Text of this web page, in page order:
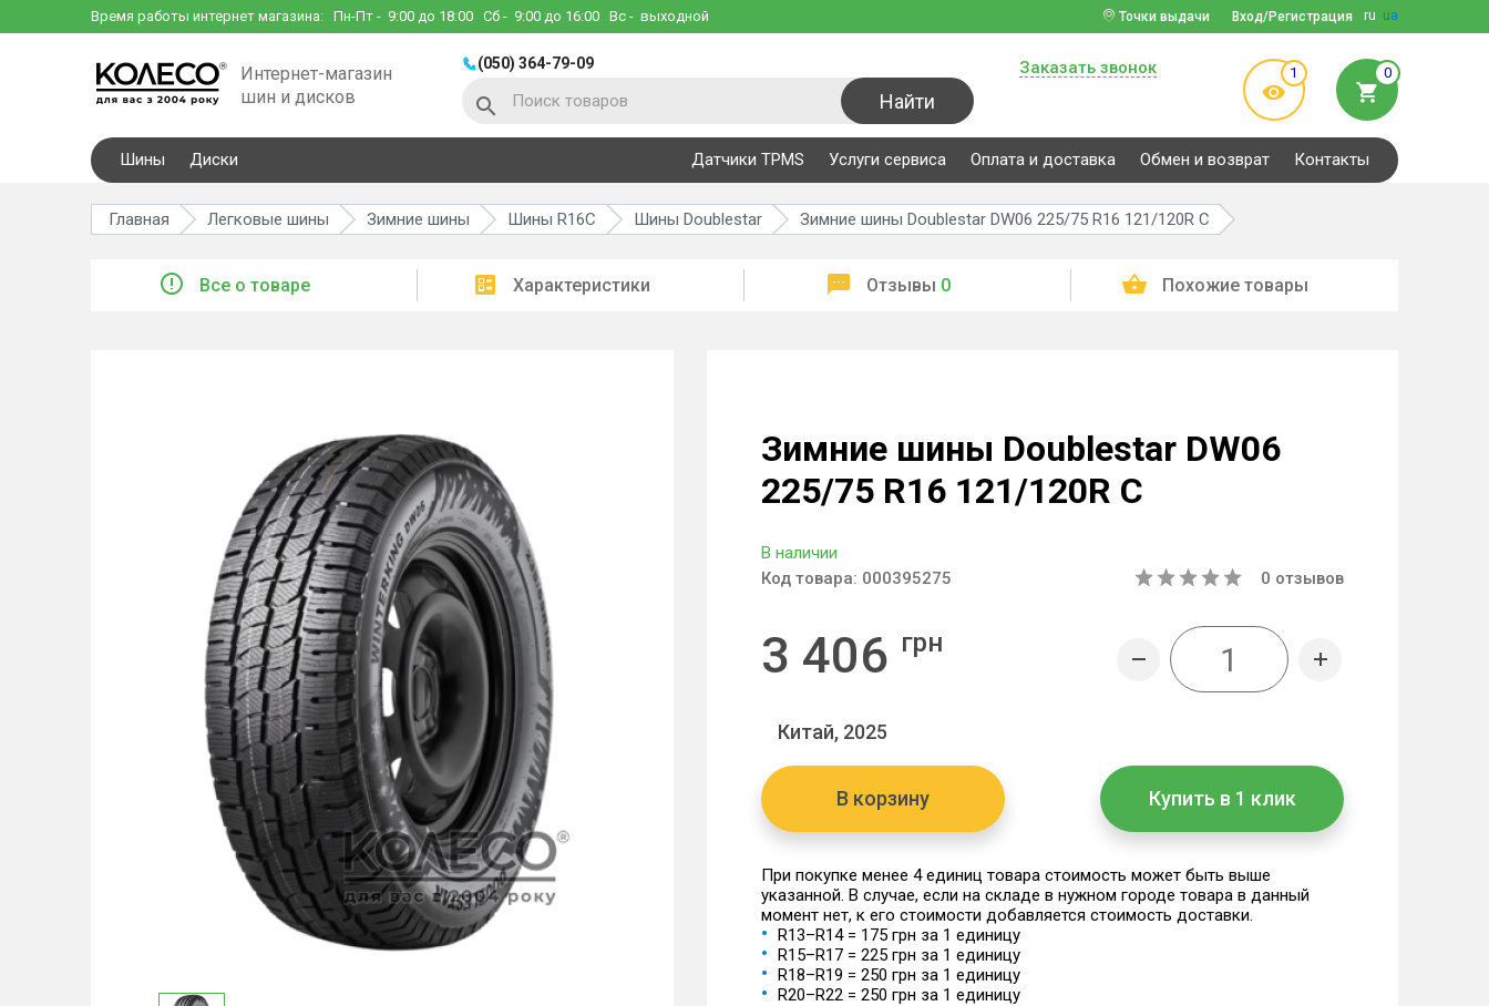
Время работы интернет магазина: Пн-Пт - 9:00 до 18:00 Сб - 9:00 до 16:00 Вс - выходной ru ua
Вход/Регистрация
Точки выдачи
Интернет-магазин
шин и дисков
(050) 364-79-09
Найти
Заказать звонок 1 0
Шины Диски Датчики TPMS Услуги сервиса Оплата и доставка Обмен и возврат Контакты
Главная Легковые шины Зимние шины Шины R16C Шины Doublestar Зимние шины Doublestar DW06 225/75 R16 121/120R C
Все о товаре Характеристики Отзывы 0 Похожие товары
Зимние шины Doublestar DW06
225/75 R16 121/120R C
В наличии
Код товара: 000395275 0 отзывов
3 406 грн
Китай, 2025
В корзину Купить в 1 клик
При покупке менее 4 единиц товара стоимость может быть выше
указанной. В случае, если на складе в нужном городе товара в данный
момент нет, к его стоимости добавляется стоимость доставки.
R13–R14 = 175 грн за 1 единицу
R15–R17 = 225 грн за 1 единицу
R18–R19 = 250 грн за 1 единицу
R20–R22 = 250 грн за 1 единицу